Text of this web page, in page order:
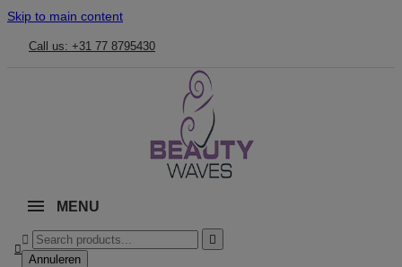
Skip to main content
Call us: +31 77 8795430
MENU



Annuleren